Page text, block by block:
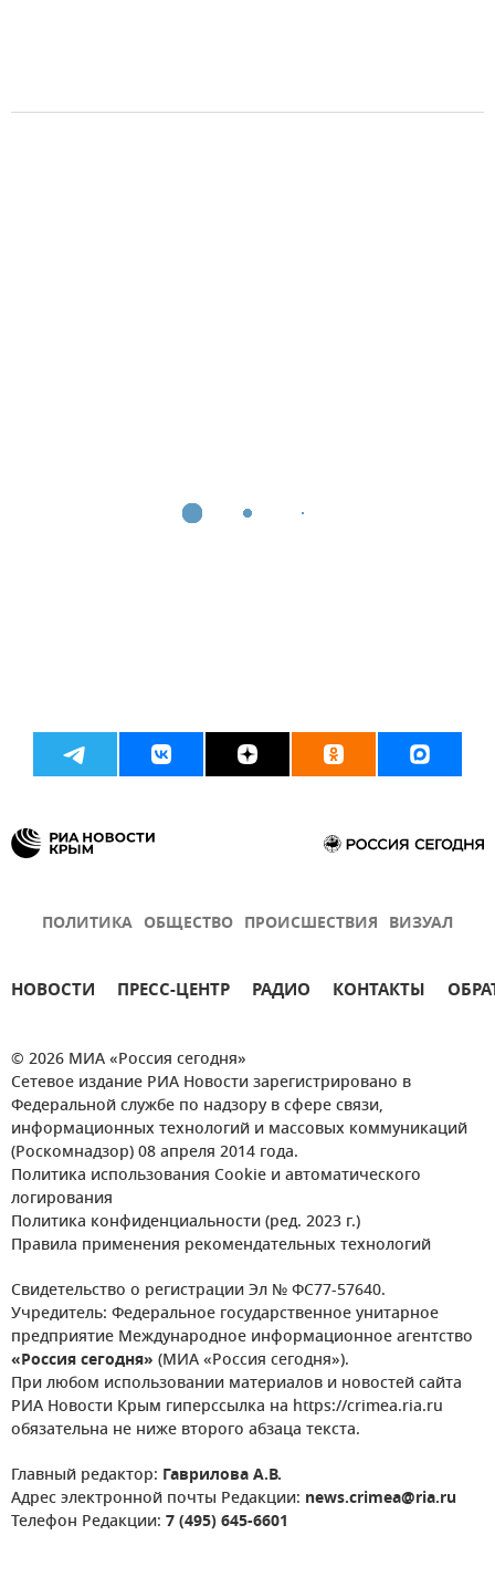
ПОЛИТИКА ОБЩЕСТВО ПРОИСШЕСТВИЯ ВИЗУАЛ
НОВОСТИ ПРЕСС-ЦЕНТР РАДИО КОНТАКТЫ
© 2026 МИА «Россия сегодня»
Сетевое издание РИА Новости зарегистрировано в
Федеральной службе по надзору в сфере связи,
информационных технологий и массовых коммуникаций
(Роскомнадзор) 08 апреля 2014 года.
Политика использования Cookie и автоматического
логирования
Политика конфиденциальности (ред. 2023 г.)
Правила применения рекомендательных технологий
Свидетельство о регистрации Эл № ФС77-57640.
Учредитель: Федеральное государственное унитарное
предприятие Международное информационное агентство
«Россия сегодня» (МИА «Россия сегодня»).
При любом использовании материалов и новостей сайта
РИА Новости Крым гиперссылка на https://crimea.ria.ru
обязательна не ниже второго абзаца текста.
Главный редактор: Гаврилова А.В.
Адрес электронной почты Редакции: news.crimea@ria.ru
Телефон Редакции: 7 (495) 645-6601